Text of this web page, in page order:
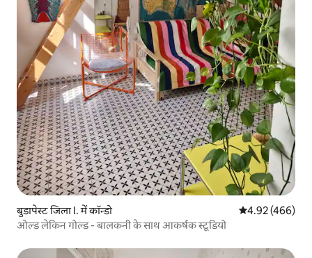
बुडापेस्ट जिला I. में कॉन्डो औसत रेटिंग 5 में से
4.92 (466)
ओल्ड लेकिन गोल्ड - बालकनी के साथ आकर्षक स्टूडियो